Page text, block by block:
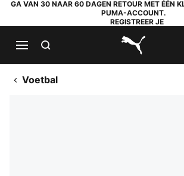
GA VAN 30 NAAR 60 DAGEN RETOUR MET ÉÉN
PUMA-ACCOUNT.
REGISTREER JE
PUMA.com
Voetbal